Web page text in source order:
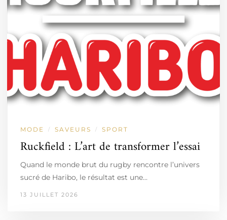
MODE / SAVEURS / SPORT
Ruckfield : L’art de transformer l’essai
Quand le monde brut du rugby rencontre l’univers
sucré de Haribo, le résultat est une…
13 JUILLET 2026